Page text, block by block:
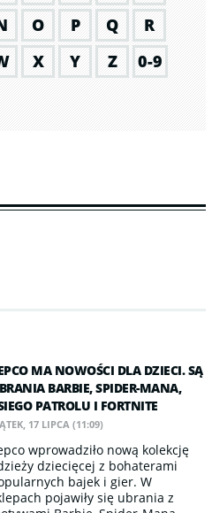
O P Q
R
X Y Z
0-9
MA NOWOŚCI DLA DZIECI. SĄ
BARBIE, SPIDER-MANA,
PATROLU I FORTNITE
17 LIPCA (11:09)
wprowadziło nową kolekcję
dziecięcej z bohaterami
bajek i gier. W
pojawiły się ubrania z